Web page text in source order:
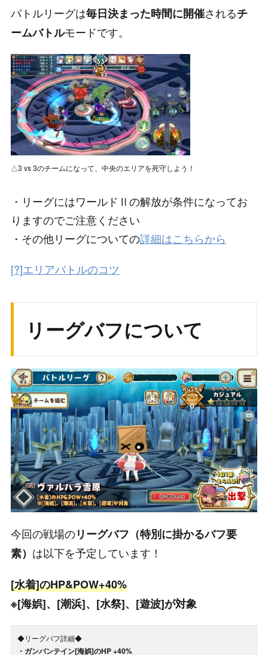
バトルリーグは毎日決まった時間に開催されるチ
ームバトルモードです。
△3 vs 3のチームになって、中央のエリアを死守しよう！
・リーグにはワールドⅡの解放が条件になってお
りますのでご注意ください
・その他リーグについての詳細はこちらから
[?]エリアバトルのコツ
リーグバフについて
今回の戦場のリーグバフ（特別に掛かるバフ要
素） は以下を予定しています！
[水着]のHP&POW+40%
※[海娯]、[潮浜]、[水祭]、[遊波]が対象
◆リーグバフ詳細◆
・ガンバンテイン[海娯]のHP +40%